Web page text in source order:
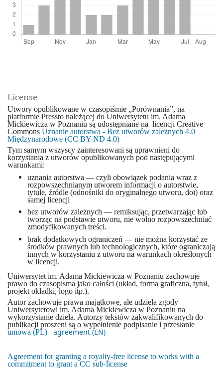
License
Utwory opublikowane w czasopiśmie „Porównania”, na
platformie Pressto należącej do Uniwersytetu im. Adama
Mickiewicza w Poznaniu są udostępniane na licencji Creative
Commons Uznanie autorstwa - Bez utworów zależnych 4.0
Międzynarodowe (CC BY-ND 4.0)
Tym samym wszyscy zainteresowani są uprawnieni do
korzystania z utworów opublikowanych pod następującymi
warunkami:
uznania autorstwa — czyli obowiązek podania wraz z
rozpowszechnianym utworem informacji o autorstwie,
tytule, źródle (odnośniki do oryginalnego utworu, doi) oraz
samej licencji
bez utworów zależnych — remiksując, przetwarzając lub
tworząc na podstawie utworu, nie wolno rozpowszechniać
zmodyfikowanych treści.
brak dodatkowych ograniczeń — nie można korzystać ze
środków prawnych lub technologicznych, które ograniczają
innych w korzystaniu z utworu na warunkach określonych
w licencji.
Uniwersytet im. Adama Mickiewicza w Poznaniu zachowuje
prawo do czasopisma jako całości (układ, forma graficzna, tytuł,
projekt okładki, logo itp.).
Autor zachowuje prawa majątkowe, ale udziela zgody
Uniwersytetowi im. Adama Mickiewicza w Poznaniu na
wykorzystanie dzieła. Autorzy tekstów zakwalifikowanych do
publikacji proszeni są o wypełnienie podpisanie i przesłanie
umowa (PL)
agreement (EN)
Agreement for granting a royalty-free license to works with a
commitment to grant a CC sub-license